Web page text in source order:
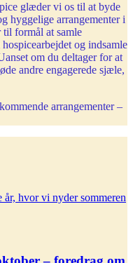
glæder vi os til at byde
hyggelige arrangementer i
til formål at samle
og indsamle
om du deltager for at
andre engagerede sjæle,
arrangementer –
år, hvor vi nyder sommeren